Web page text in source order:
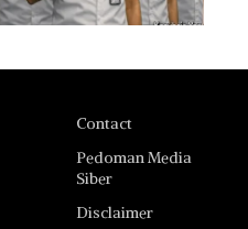
Contact
Pedoman Media
Siber
Disclaimer